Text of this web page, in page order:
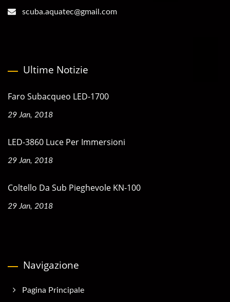
scuba.aquatec@gmail.com
Ultime Notizie
Faro Subacqueo LED-1700
29 Jan, 2018
LED-3860 Luce Per Immersioni
29 Jan, 2018
Coltello Da Sub Pieghevole KN-100
29 Jan, 2018
Navigazione
Pagina Principale